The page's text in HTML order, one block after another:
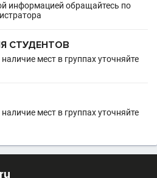
информацией обращайтесь по
СТУДЕНТОВ
мест в группах уточняйте
мест в группах уточняйте